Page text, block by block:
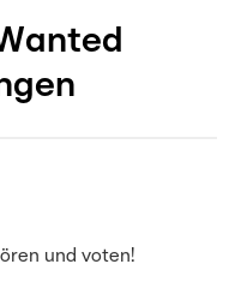
und voten!